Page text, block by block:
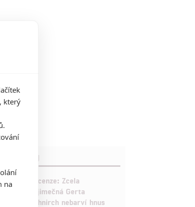
Recenze: Zcela
výjimečná Gerta
Schnirch nebarví hnus
který
na